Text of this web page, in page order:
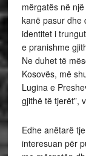
mërgatës në
kanë pasur dhe
identitet i
e pranishme
Ne duhet të
Kosovës, më
Lugina e
gjithë të tjerët”,
Edhe anëtarë
interesuan për